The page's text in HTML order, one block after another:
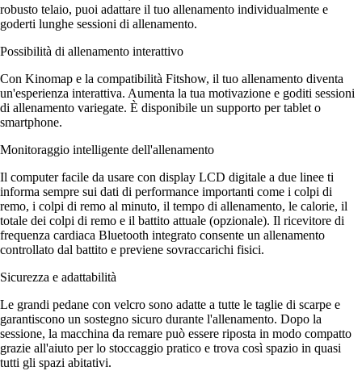
robusto telaio, puoi adattare il tuo allenamento individualmente e
goderti lunghe sessioni di allenamento.
Possibilità di allenamento interattivo
Con Kinomap e la compatibilità Fitshow, il tuo allenamento diventa
un'esperienza interattiva. Aumenta la tua motivazione e goditi sessioni
di allenamento variegate. È disponibile un supporto per tablet o
smartphone.
Monitoraggio intelligente dell'allenamento
Il computer facile da usare con display LCD digitale a due linee ti
informa sempre sui dati di performance importanti come i colpi di
remo, i colpi di remo al minuto, il tempo di allenamento, le calorie, il
totale dei colpi di remo e il battito attuale (opzionale). Il ricevitore di
frequenza cardiaca Bluetooth integrato consente un allenamento
controllato dal battito e previene sovraccarichi fisici.
Sicurezza e adattabilità
Le grandi pedane con velcro sono adatte a tutte le taglie di scarpe e
garantiscono un sostegno sicuro durante l'allenamento. Dopo la
sessione, la macchina da remare può essere riposta in modo compatto
grazie all'aiuto per lo stoccaggio pratico e trova così spazio in quasi
tutti gli spazi abitativi.